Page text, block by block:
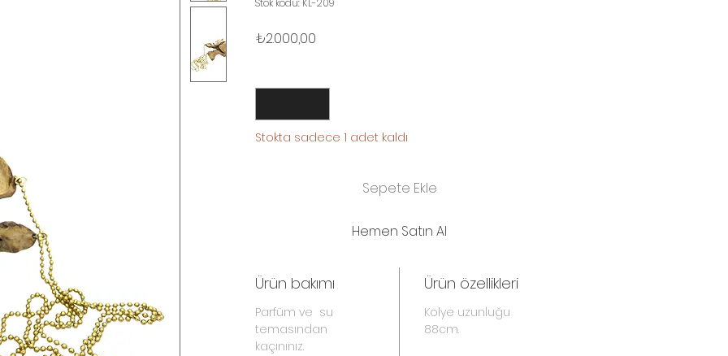
Stok kodu: KL-209
₺2.000,00
Stokta sadece 1 adet kaldı
Sepete Ekle
Hemen Satın Al
Ürün bakımı
Parfüm ve su
temasından
kaçınınız.
Ürün özellikleri
Kolye uzunluğu
88cm.